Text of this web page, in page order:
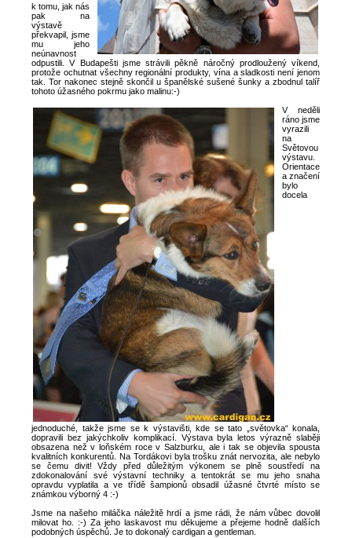
k tomu, jak nás
pak na
výstavě
překvapil, jsme
mu jeho
neúnavnost
odpustili. V Budapešti jsme strávili pěkně náročný prodloužený víkend,
protože ochutnat všechny regionální produkty, vína a sladkosti není jenom
tak. Tor nakonec stejně skončil u španělské sušené šunky a zbodnul talíř
tohoto úžasného pokrmu jako malinu:-)
V neděli
ráno jsme
vyrazili
na
Světovou
výstavu.
Orientace
a značení
bylo
docela
jednoduché, takže jsme se k výstavišti, kde se tato „světovka“ konala,
dopravili bez jakýchkoliv komplikací. Výstava byla letos výrazně slaběji
obsazena než v loňském roce v Salzburku, ale i tak se objevila spousta
kvalitních konkurentů. Na Tordákovi byla trošku znát nervozita, ale nebylo
se čemu divit! Vždy před důležitým výkonem se plně soustředí na
zdokonalování své výstavní techniky a tentokrát se mu jeho snaha
opravdu vyplatila a ve třídě šampionů obsadil úžasné čtvrté místo se
známkou výborný 4 :-)
Jsme na našeho miláčka náležitě hrdí a jsme rádi, že nám vůbec dovolil
milovat ho. :-) Za jeho laskavost mu děkujeme a přejeme hodně dalších
podobných úspěchů. Je to dokonalý cardigan a gentleman.